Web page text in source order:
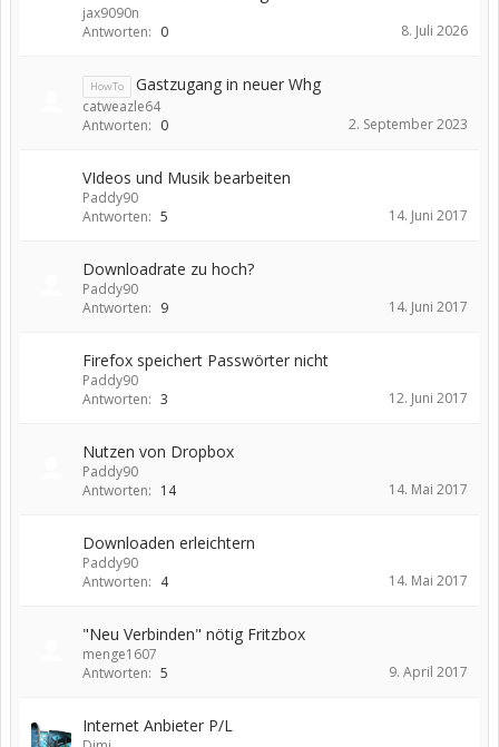
jax9090n
Antworten: 0 8. Juli 2026
HowTo Gastzugang in neuer Whg
catweazle64
Antworten: 0 2. September 2023
VIdeos und Musik bearbeiten
Paddy90
Antworten: 5 14. Juni 2017
Downloadrate zu hoch?
Paddy90
Antworten: 9 14. Juni 2017
Firefox speichert Passwörter nicht
Paddy90
Antworten: 3 12. Juni 2017
Nutzen von Dropbox
Paddy90
Antworten: 14 14. Mai 2017
Downloaden erleichtern
Paddy90
Antworten: 4 14. Mai 2017
"Neu Verbinden" nötig Fritzbox
menge1607
Antworten: 5 9. April 2017
Internet Anbieter P/L